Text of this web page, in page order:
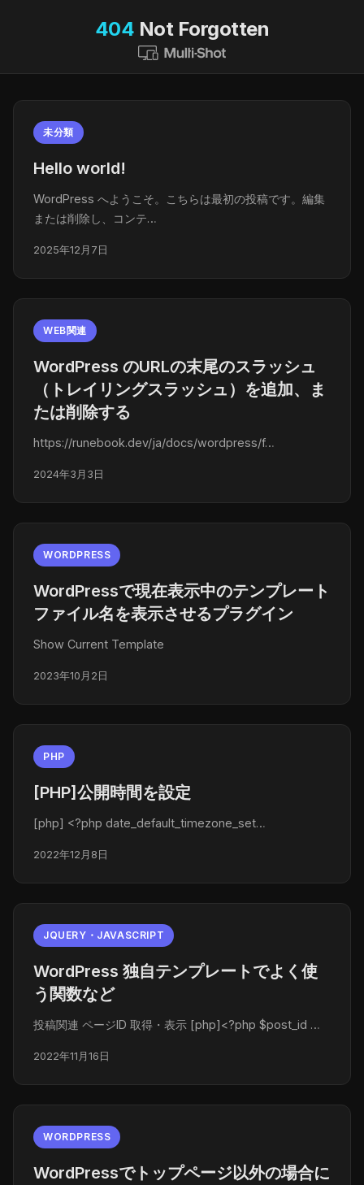
404 Not Forgotten
未分類
Hello world!
WordPress へようこそ。こちらは最初の投稿です。編集
または削除し、コンテ…
2025年12月7日
WEB関連
WordPress のURLの末尾のスラッシュ
（トレイリングスラッシュ）を追加、ま
たは削除する
https://runebook.dev/ja/docs/wordpress/f…
2024年3月3日
WORDPRESS
WordPressで現在表示中のテンプレート
ファイル名を表示させるプラグイン
Show Current Template
2023年10月2日
PHP
[PHP]公開時間を設定
[php] <?php date_default_timezone_set…
2022年12月8日
JQUERY・JAVASCRIPT
WordPress 独自テンプレートでよく使
う関数など
投稿関連 ページID 取得・表示 [php]<?php $post_id …
2022年11月16日
WORDPRESS
WordPressでトップページ以外の場合に